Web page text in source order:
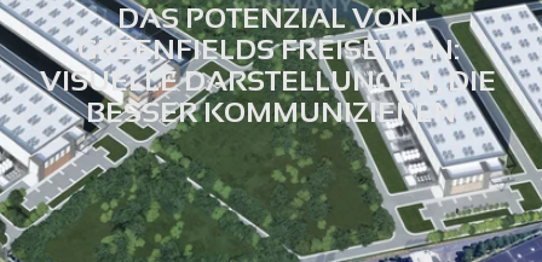
DAS POTENZIAL VON
GREENFIELDS FREISETZEN:
VISUELLE DARSTELLUNGEN, DIE
BESSER KOMMUNIZIEREN